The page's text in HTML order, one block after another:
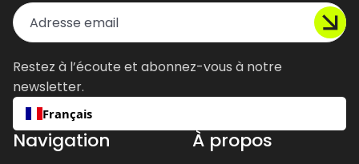
Restez à l’écoute et abonnez-vous à notre
newsletter.
Français
Navigation À propos